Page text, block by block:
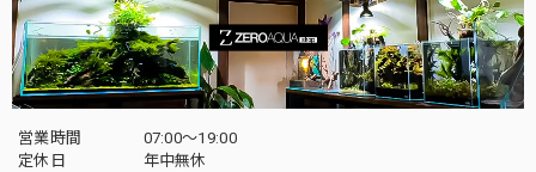
営業時間
07:00〜19:00
定休日
年中無休